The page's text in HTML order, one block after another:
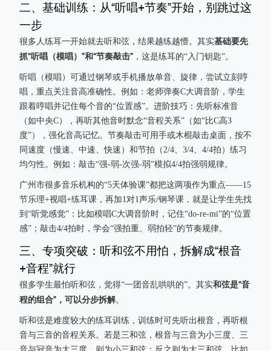
二、基础训练：从“听唱+节奏”开始，别跳过这
一步
很多人练耳一开始就去听和弦，结果越练越懵。其实基础要先
抓“听唱（模唱）”和“节奏敲击” ，这是练耳的“入门钥匙”。
听唱（模唱）可通过钢琴或手机播放单音、旋律，尝试立刻哼
唱，重点关注音高准确性。例如：老师弹奏C大调音阶，学生
跟着哼唱并记住每个音的“位置感”。进阶技巧：先听标准音
（如中央C），再听其他音时默念“音程关系”（如“比C高3
度”），强化音高记忆。节奏敲击可用手或木棍敲击桌面，按不
同速度（慢速、中速、快速）和节拍（2/4、3/4、4/4拍）练习
均匀性。例如：敲击“强-弱-次强-弱”模拟4/4拍强弱规律。
广州市很多音乐机构的“5天体验课”都把这两项作为重点——15
节乐理+视唱+练耳课，再加1对1声乐/钢琴课，就是让学生先找
到“听觉感觉”：比如模唱C大调音阶时，记住“do-re-mi”的“位置
感”；敲击4/4拍时，学会“强拍重、弱拍轻”的节奏规律。
三、专项突破：听和弦不用怕，拆解成“根音
+音程”就行
很多学生最怕听和弦，觉得“一团音乱哄哄的”。其实和弦是“音
程的组合”，可以分步拆解。
听和弦是难度较大的练耳训练，训练时可先听出根音，再听根
音与三音的音程关系。若是三和弦，根音与三音为小三度、三